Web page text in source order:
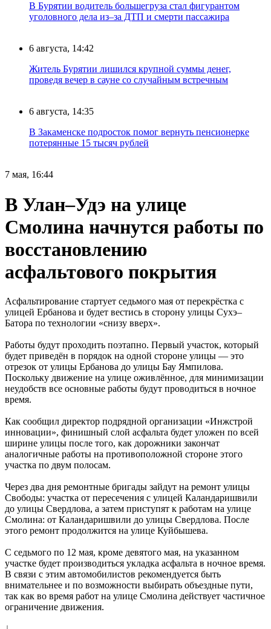
В Бурятии водитель большегруза стал фигурантом
уголовного дела из–за ДТП и смерти пассажира
6 августа, 14:42
Житель Бурятии лишился крупной суммы денег,
проведя вечер в сауне со случайным встречным
6 августа, 14:35
В Закаменске подросток помог вернуть пенсионерке
потерянные 15 тысяч рублей
7 мая, 16:44
В Улан–Удэ на улице
Смолина начнутся работы по
восстановлению
асфальтового покрытия
Асфальтирование стартует седьмого мая от перекрёстка с
улицей Ербанова и будет вестись в сторону улицы Сухэ–
Батора по технологии «снизу вверх».
Работы будут проходить поэтапно. Первый участок, который
будет приведён в порядок на одной стороне улицы — это
отрезок от улицы Ербанова до улицы Бау Ямпилова.
Поскольку движение на улице оживлённое, для минимизации
неудобств все основные работы будут проводиться в ночное
время.
Как сообщил директор подрядной организации «Инжстрой
инновации», финишный слой асфальта будет уложен по всей
ширине улицы после того, как дорожники закончат
аналогичные работы на противоположной стороне этого
участка по двум полосам.
Через два дня ремонтные бригады зайдут на ремонт улицы
Свободы: участка от пересечения с улицей Каландаришвили
до улицы Свердлова, а затем приступят к работам на улице
Смолина: от Каландаришвили до улицы Свердлова. После
этого ремонт продолжится на улице Куйбышева.
С седьмого по 12 мая, кроме девятого мая, на указанном
участке будет производиться укладка асфальта в ночное время.
В связи с этим автомобилистов рекомендуется быть
внимательнее и по возможности выбирать объездные пути,
так как во время работ на улице Смолина действует частичное
ограничение движения.